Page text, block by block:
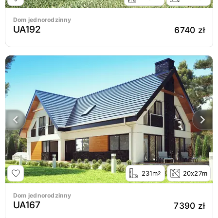
Dom jednorodzinny
UA192 6740 zł
231m2 20x27m
Dom jednorodzinny
UA167 7390 zł